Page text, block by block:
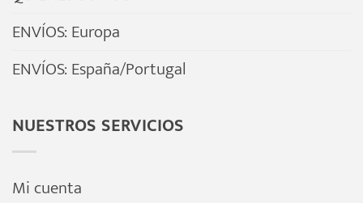
ENVÍOS: Europa
ENVÍOS: España/Portugal
NUESTROS SERVICIOS
Mi cuenta